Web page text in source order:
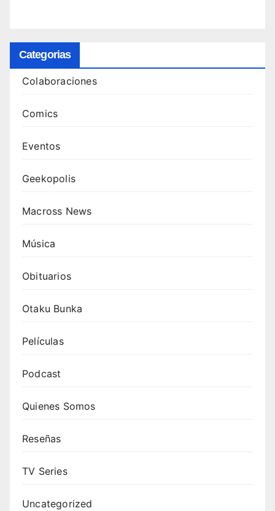
Categorias
Colaboraciones
Comics
Eventos
Geekopolis
Macross News
Música
Obituarios
Otaku Bunka
Películas
Podcast
Quienes Somos
Reseñas
TV Series
Uncategorized